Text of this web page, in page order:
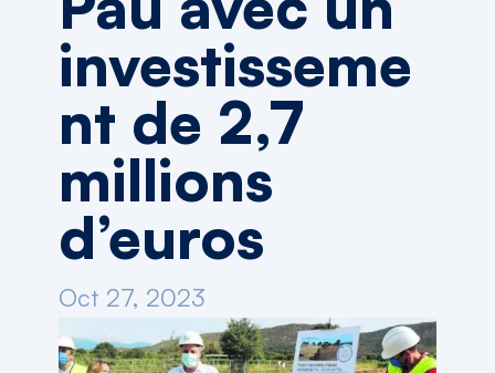
investisseme
nt de 2,7
millions
d’euros
Oct 27, 2023